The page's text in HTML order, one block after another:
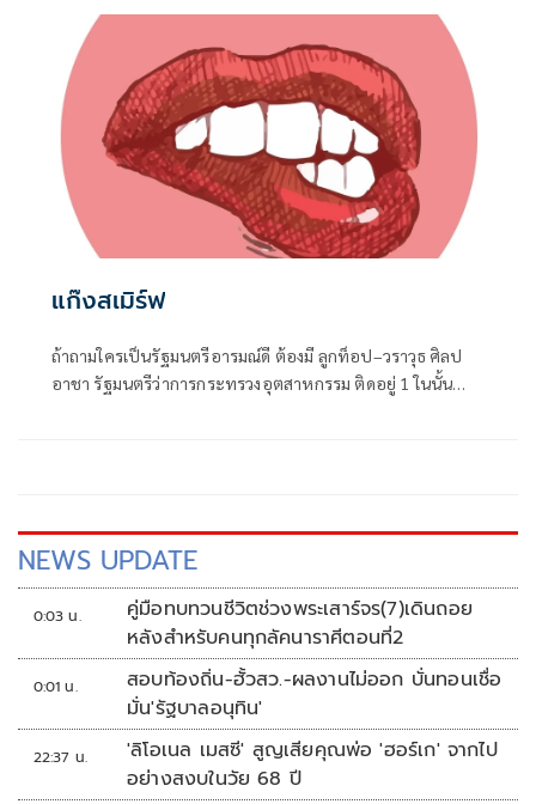
รอบวันคล้ายวันเกิด 77 ปี ของนายประภัตร โพธสุธน
สส.สุพรรณบุรี จากค่ายเดียวกันที่จังหวัดสุพรรณบุรี เมื่อวันที่ 1
สิงหาคมที่ผ่านมา
แก๊งสเมิร์ฟ
ถ้าถามใครเป็นรัฐมนตรีอารมณ์ดี ต้องมี ลูกท็อป–วราวุธ ศิลป
อาชา รัฐมนตรีว่าการกระทรวงอุตสาหกรรม ติดอยู่ 1 ในนั้น
NEWS UPDATE
0:03 น.
คู่มือทบทวนชีวิตช่วงพระเสาร์จร(7)เดินถอย
หลังสำหรับคนทุกลัคนาราศีตอนที่2
0:01 น.
สอบท้องถิ่น-ฮั้วสว.-ผลงานไม่ออก บั่นทอนเชื่อ
มั่น'รัฐบาลอนุทิน'
22:37 น.
'ลิโอเนล เมสซี' สูญเสียคุณพ่อ 'ฮอร์เก' จากไป
อย่างสงบในวัย 68 ปี